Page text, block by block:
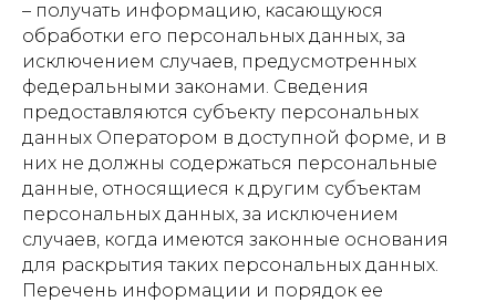
– получать информацию, касающуюся
обработки его персональных данных, за
исключением случаев, предусмотренных
федеральными законами. Сведения
предоставляются субъекту персональных
данных Оператором в доступной форме, и в
них не должны содержаться персональные
данные, относящиеся к другим субъектам
персональных данных, за исключением
случаев, когда имеются законные основания
для раскрытия таких персональных данных.
Перечень информации и порядок ее